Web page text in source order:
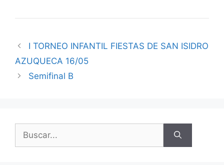
I TORNEO INFANTIL FIESTAS DE SAN ISIDRO
AZUQUECA 16/05
Semifinal B
Buscar: